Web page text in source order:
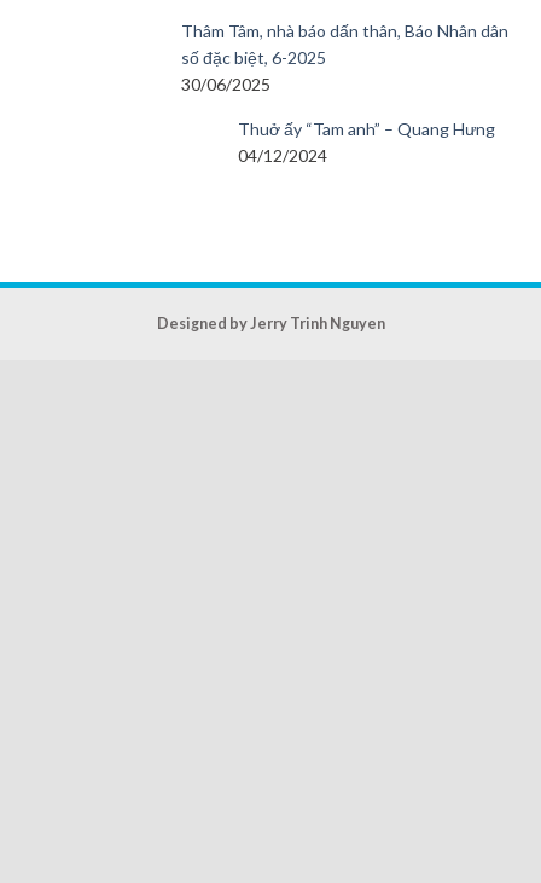
Thâm Tâm, nhà báo dấn thân, Báo Nhân dân
số đặc biệt, 6-2025
30/06/2025
Thuở ấy “Tam anh” – Quang Hưng
04/12/2024
Designed by Jerry Trinh Nguyen